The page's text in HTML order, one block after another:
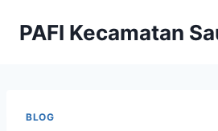
PAFI Kecamatan
BLOG